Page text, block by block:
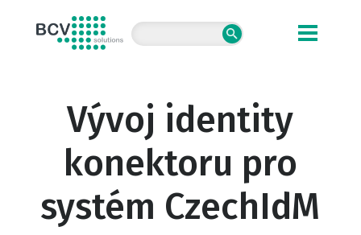
BCV solutions s.r.o.
Vývoj identity
konektoru pro
systém CzechIdM